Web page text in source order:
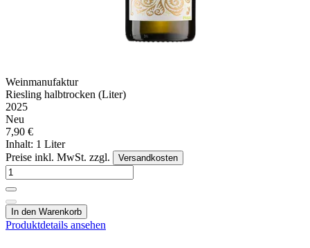
Weinmanufaktur
Riesling halbtrocken (Liter)
2025
Neu
7,90 €
Inhalt: 1 Liter
Preise inkl. MwSt. zzgl.
Versandkosten
In den Warenkorb
Produktdetails ansehen